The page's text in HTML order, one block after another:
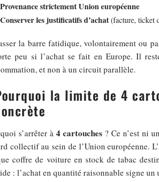
Provenance strictement Union européenne
Conserver les justificatifs d’achat(facture, ticket
la barre fatidique, volontairement ou
peu si l’achat se fait en Europe. Il
et non à un circuit parallèle.
la limite de 4
s’arrêter à4 cartouches ? Ce n’est ni
collectif au sein de l’Union européenne.
coffre de voiture en stock de tabac
: l’achat en quantité raisonnable signe un